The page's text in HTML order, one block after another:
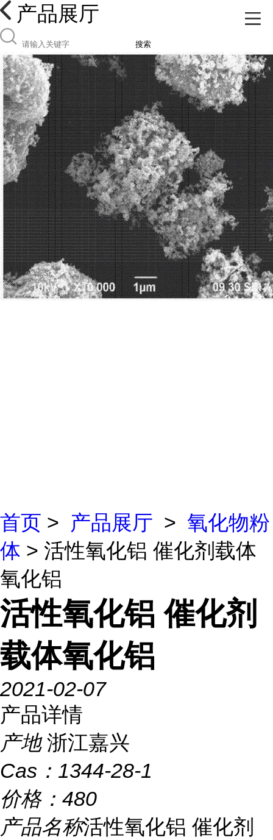
产品展厅
搜索
首页 > 产品展厅 > 氧化物粉
体 > 活性氧化铝 催化剂载体
氧化铝
活性氧化铝 催化剂
载体氧化铝
2021-02-07
产品详情
产地 浙江嘉兴
Cas： 1344-28-1
价格： 480
产品名称活性氧化铝 催化剂